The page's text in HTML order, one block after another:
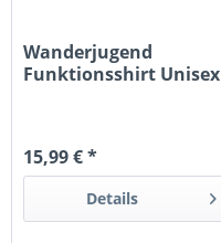
Wanderjugend
Funktionsshirt Unisex
15,99 € *
Details